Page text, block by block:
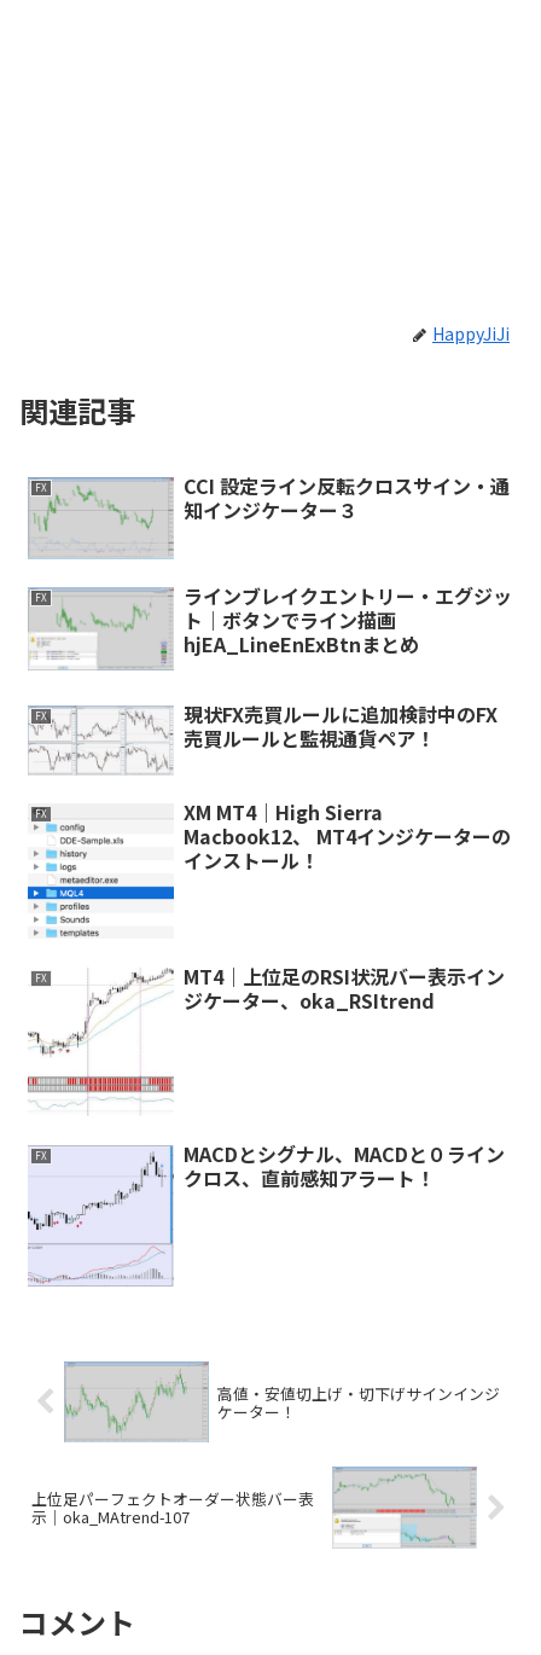
HappyJiJi
関連記事
FX
CCI 設定ライン反転クロスサイン・通
知インジケーター３
FX
ラインブレイクエントリー・エグジッ
ト｜ボタンでライン描画
hjEA_LineEnExBtnまとめ
FX
現状FX売買ルールに追加検討中のFX
売買ルールと監視通貨ペア！
FX
XM MT4｜High Sierra
Macbook12、 MT4インジケーターの
インストール！
FX
MT4｜上位足のRSI状況バー表示イン
ジケーター、oka_RSItrend
FX
MACDとシグナル、MACDと０ライン
クロス、直前感知アラート！
高値・安値切上げ・切下げサインインジ
ケーター！
上位足パーフェクトオーダー状態バー表
示｜oka_MAtrend-107
コメント